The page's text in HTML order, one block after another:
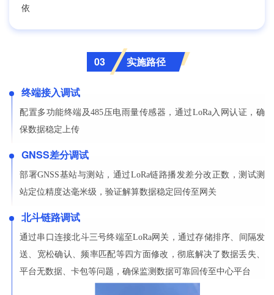
依
03 实施路径
终端接入调试
配置多功能终端及485压电雨量传感器，通过LoRa入网认证，确
保数据稳定上传
GNSS差分调试
部署GNSS基站与测站，通过LoRa链路播发差分改正数，测试测
站定位精度达毫米级，验证解算数据稳定回传至网关
北斗链路调试
通过串口连接北斗三号终端至LoRa网关，通过存储排序、间隔发
送、宽松确认、频率匹配等四方面修改，彻底解决了数据丢失、
平台无数据、卡包等问题，确保监测数据可靠回传至中心平台